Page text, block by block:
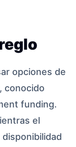
opciones de
conocido
funding.
el